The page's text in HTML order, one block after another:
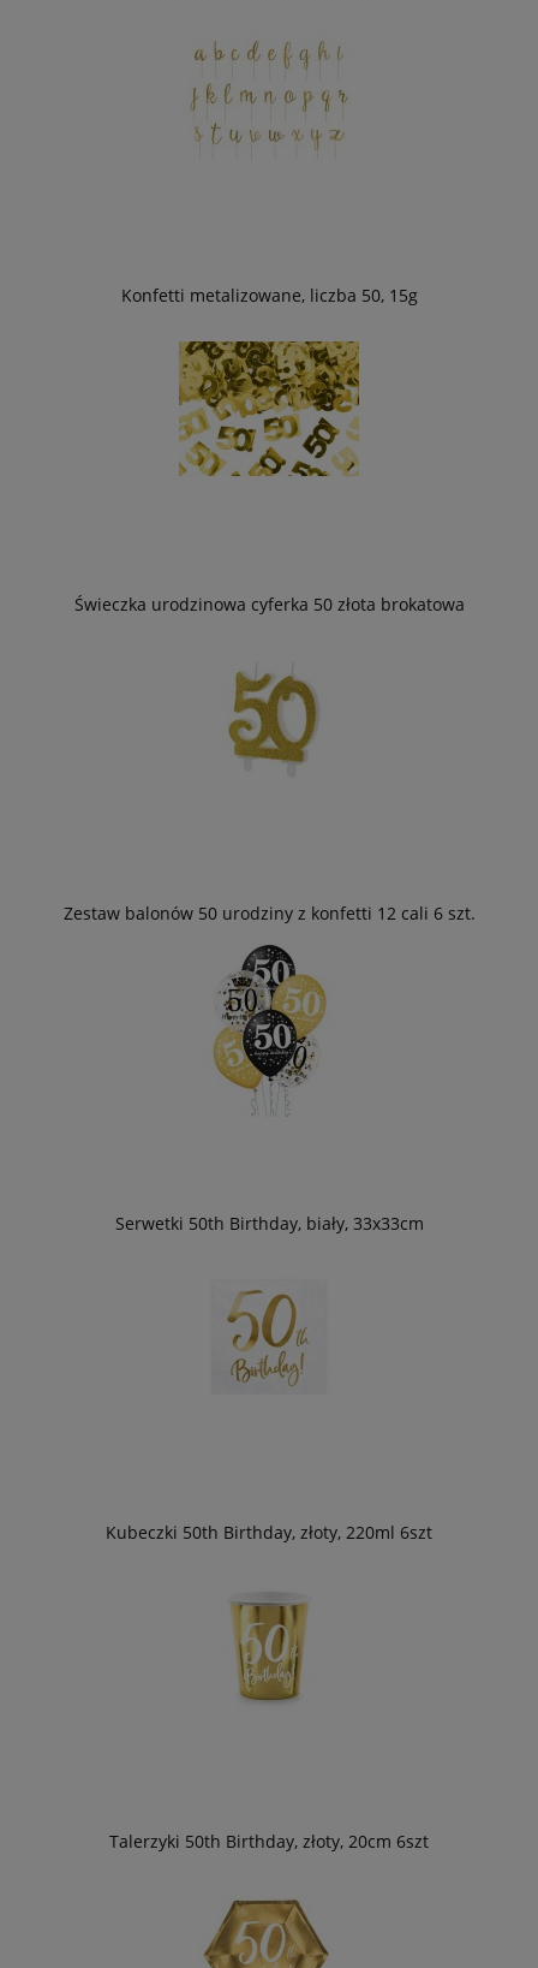
Konfetti metalizowane, liczba 50, 15g
Świeczka urodzinowa cyferka 50 złota brokatowa
Zestaw balonów 50 urodziny z konfetti 12 cali 6 szt.
Serwetki 50th Birthday, biały, 33x33cm
Kubeczki 50th Birthday, złoty, 220ml 6szt
Talerzyki 50th Birthday, złoty, 20cm 6szt